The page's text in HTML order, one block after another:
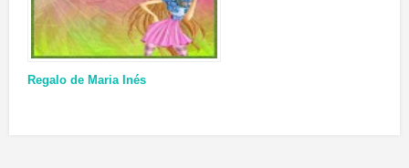
Regalo de Maria Inés